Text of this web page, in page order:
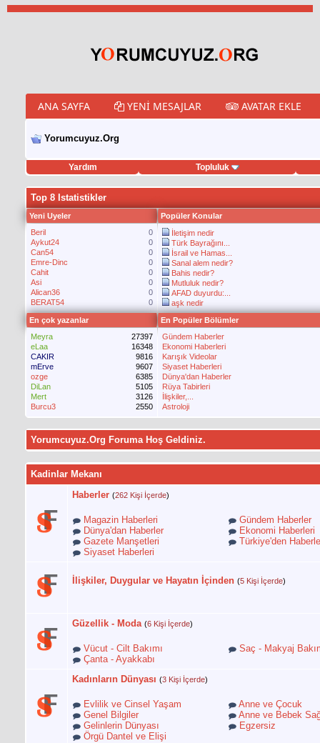
ANA SAYFA YENI MESAJLAR AVATAR EKLE
Yorumcuyuz.Org
Yardım Topluluk
porno izle twitter retweet hilesi
Top 8 Istatistikler
Yeni Uyeler
Popüler Konular
Beril
0
Aykut24
0
Can54
0
Emre-Dinc
0
Cahit
0
Asi
0
Alican36
0
BERAT54
0
İletişim nedir
Türk Bayrağını...
İsrail ve Hamas...
Sanal alem nedir?
Bahis nedir?
Mutluluk nedir?
AFAD duyurdu:...
aşk nedir
En çok yazanlar
En Popüler Bölümler
Meyra
27397
eLaa
16348
CAKIR
9816
mErve
9607
ozge
6385
DiLan
5105
Mert
3126
Burcu3
2550
Gündem Haberler
Ekonomi Haberleri
Karışık Videolar
Siyaset Haberleri
Dünya'dan Haberler
Rüya Tabirleri
İlişkiler,...
Astroloji
Yorumcuyuz.Org Foruma Hoş Geldiniz.
Kadinlar Mekanı
Haberler (262 Kişi İçerde)
Magazin Haberleri
Gündem Haberler
Dünya'dan Haberler
Ekonomi Haberleri
Gazete Manşetleri
Türkiye'den
Siyaset Haberleri
İlişkiler, Duygular ve Hayatın İçinden (5 Kişi İçerde)
Güzellik - Moda (6 Kişi İçerde)
Vücut - Cilt Bakımı
Saç - Makyaj
Çanta - Ayakkabı
Kadınların Dünyası (3 Kişi İçerde)
Evlilik ve Cinsel Yaşam
Anne ve Çocuk
Genel Bilgiler
Anne ve Bebek
Gelinlerin Dünyası
Egzersiz
Örgü Dantel ve Elişi